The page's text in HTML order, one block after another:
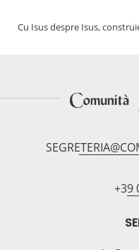
Cu Isus despre Isus,
+39